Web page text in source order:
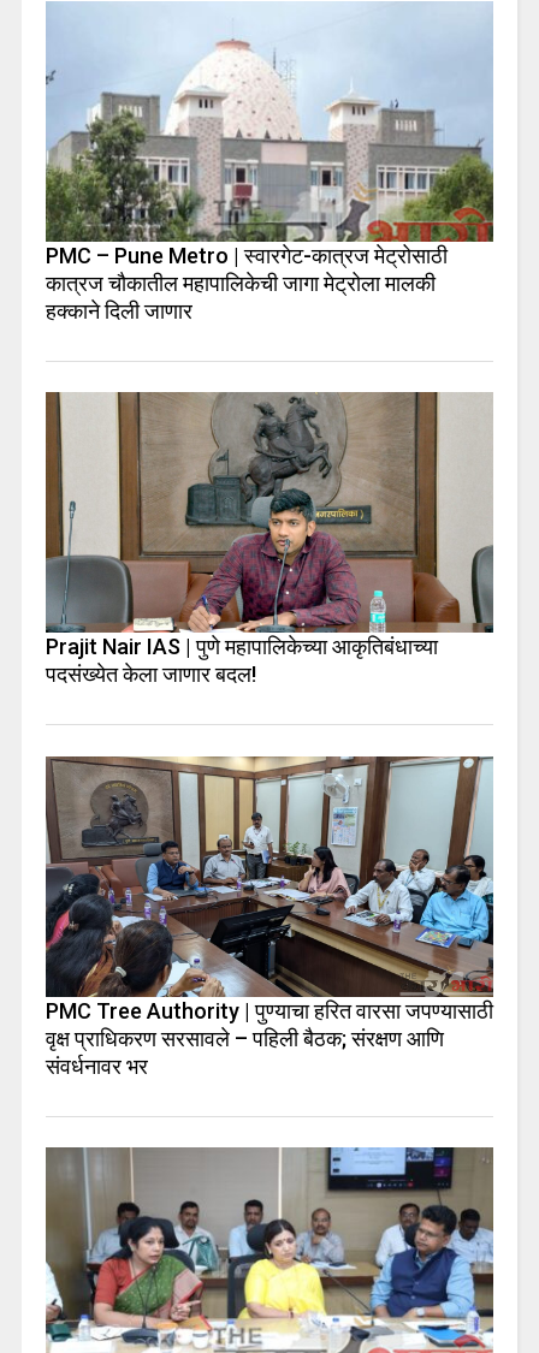
PMC – Pune Metro | स्वारगेट-कात्रज मेट्रोसाठी
कात्रज चौकातील महापालिकेची जागा मेट्रोला मालकी
हक्काने दिली जाणार
Prajit Nair IAS | पुणे महापालिकेच्या आकृतिबंधाच्या
पदसंख्येत केला जाणार बदल!
PMC Tree Authority | पुण्याचा हरित वारसा जपण्यासाठी
वृक्ष प्राधिकरण सरसावले – पहिली बैठक; संरक्षण आणि
संवर्धनावर भर